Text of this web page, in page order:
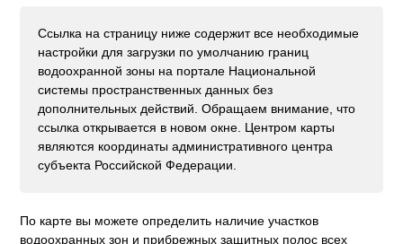
Ссылка на страницу ниже содержит все необходимые
настройки для загрузки по умолчанию границ
водоохранной зоны на портале Национальной
системы пространственных данных без
дополнительных действий. Обращаем внимание, что
ссылка открывается в новом окне. Центром карты
являются координаты административного центра
субъекта Российской Федерации.
По карте вы можете определить наличие участков
водоохранных зон и прибрежных защитных полос всех